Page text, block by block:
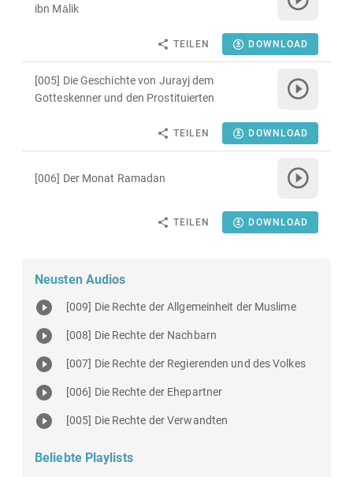
ibn Mālik
TEILEN DOWNLOAD
[005] Die Geschichte von Jurayj dem
Gotteskenner und den Prostituierten
TEILEN DOWNLOAD
[006] Der Monat Ramadan
TEILEN DOWNLOAD
Neusten Audios
[009] Die Rechte der Allgemeinheit der Muslime
[008] Die Rechte der Nachbarn
[007] Die Rechte der Regierenden und des Volkes
[006] Die Rechte der Ehepartner
[005] Die Rechte der Verwandten
Beliebte Playlists